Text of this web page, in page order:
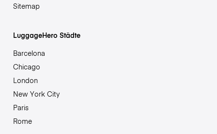
Sitemap
LuggageHero Städte
Barcelona
Chicago
London
New York City
Paris
Rome